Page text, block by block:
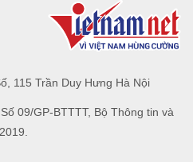
115 Trần Duy Hưng Hà Nội
09/GP-BTTTT, Bộ Thông tin và